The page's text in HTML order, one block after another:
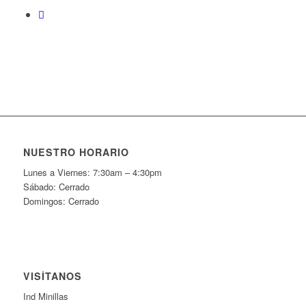
NUESTRO HORARIO
Lunes a Viernes: 7:30am – 4:30pm
Sábado: Cerrado
Domingos: Cerrado
VISÍTANOS
Ind Minillas